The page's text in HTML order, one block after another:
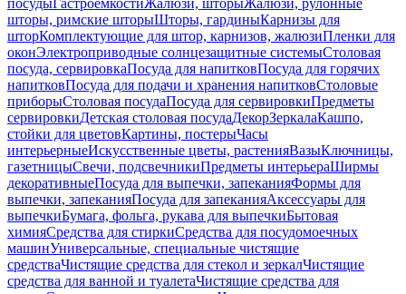
посудыГастроемкостиЖалюзи, шторыЖалюзи, рулонные
шторы, римские шторыШторы, гардиныКарнизы для
шторКомплектующие для штор, карнизов, жалюзиПленки для
оконЭлектроприводные солнцезащитные системыСтоловая
посуда, сервировкаПосуда для напитковПосуда для горячих
напитковПосуда для подачи и хранения напитковСтоловые
приборыСтоловая посудаПосуда для сервировкиПредметы
сервировкиДетская столовая посудаДекорЗеркалаКашпо,
стойки для цветовКартины, постерыЧасы
интерьерныеИскусственные цветы, растенияВазыКлючницы,
газетницыСвечи, подсвечникиПредметы интерьераШирмы
декоративныеПосуда для выпечки, запеканияФормы для
выпечки, запеканияПосуда для запеканияАксессуары для
выпечкиБумага, фольга, рукава для выпечкиБытовая
химияСредства для стиркиСредства для посудомоечных
машинУниверсальные, специальные чистящие
средстваЧистящие средства для стекол и зеркалЧистящие
средства для ванной и туалетаЧистящие средства для